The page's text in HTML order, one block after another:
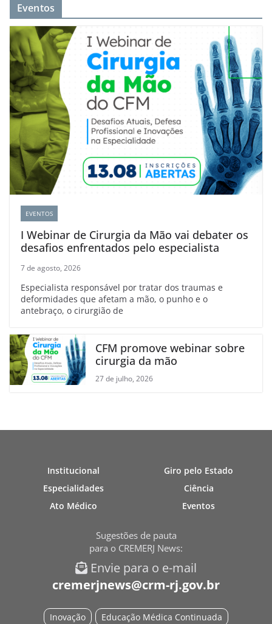
Eventos
EVENTOS
I Webinar de Cirurgia da Mão vai debater os
desafios enfrentados pelo especialista
7 de agosto, 2026
Especialista responsável por tratar dos traumas e
deformidades que afetam a mão, o punho e o
antebraço, o cirurgião de
CFM promove webinar sobre
cirurgia da mão
27 de julho, 2026
Institucional
Especialidades
Ato Médico
Giro pelo Estado
Ciência
Eventos
Sugestões de pauta
para o CREMERJ News:
Envie para o e-mail
cremerjnews@crm-rj.gov.br
Educação Médica Continuada
Inovação